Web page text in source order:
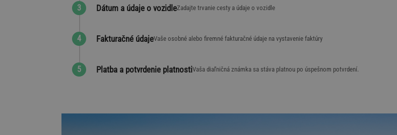
Dátum a údaje o vozidleZadajte trvanie cesty a údaje o vozidle
Fakturačné údajeVaše osobné alebo firemné fakturačné údaje na vystavenie faktúry
Platba a potvrdenie platnostiVaša diaľničná známka sa stáva platnou po úspešnom potvrdení.